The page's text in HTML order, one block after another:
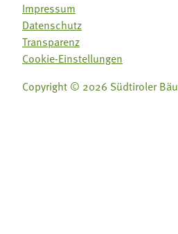
Impressum
Datenschutz
Transparenz
Cookie-Einstellungen
Copyright © 2026 Südtiroler